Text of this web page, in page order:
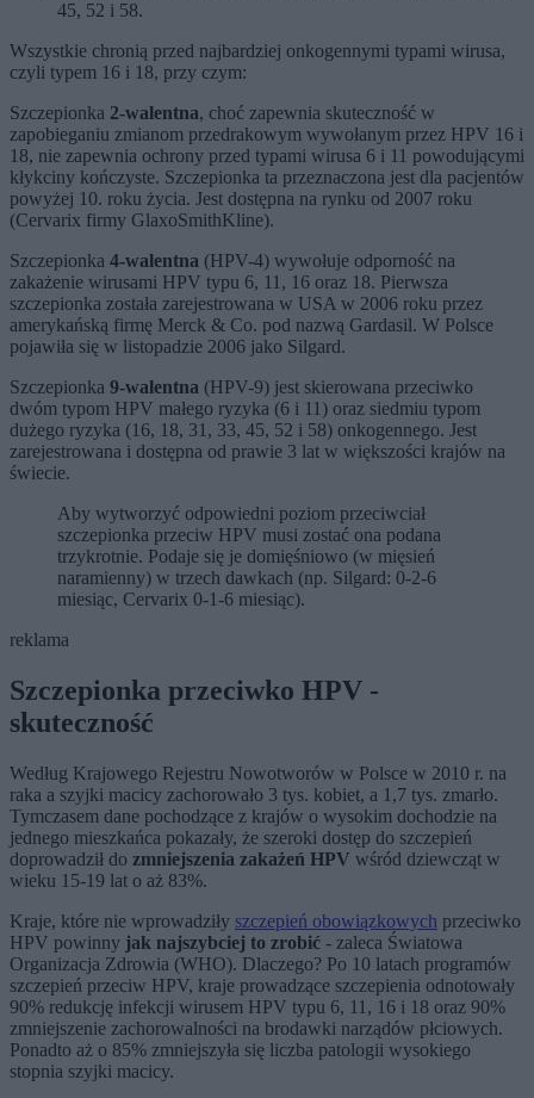
45, 52 i 58.
Wszystkie chronią przed najbardziej onkogennymi typami wirusa,
czyli typem 16 i 18, przy czym:
Szczepionka 2-walentna, choć zapewnia skuteczność w
zapobieganiu zmianom przedrakowym wywołanym przez HPV 16 i
18, nie zapewnia ochrony przed typami wirusa 6 i 11 powodującymi
kłykciny kończyste. Szczepionka ta przeznaczona jest dla pacjentów
powyżej 10. roku życia. Jest dostępna na rynku od 2007 roku
(Cervarix firmy GlaxoSmithKline).
Szczepionka 4-walentna (HPV-4) wywołuje odporność na
zakażenie wirusami HPV typu 6, 11, 16 oraz 18. Pierwsza
szczepionka została zarejestrowana w USA w 2006 roku przez
amerykańską firmę Merck & Co. pod nazwą Gardasil. W Polsce
pojawiła się w listopadzie 2006 jako Silgard.
Szczepionka 9-walentna (HPV-9) jest skierowana przeciwko
dwóm typom HPV małego ryzyka (6 i 11) oraz siedmiu typom
dużego ryzyka (16, 18, 31, 33, 45, 52 i 58) onkogennego. Jest
zarejestrowana i dostępna od prawie 3 lat w większości krajów na
świecie.
Aby wytworzyć odpowiedni poziom przeciwciał
szczepionka przeciw HPV musi zostać ona podana
trzykrotnie. Podaje się je domięśniowo (w mięsień
naramienny) w trzech dawkach (np. Silgard: 0-2-6
miesiąc, Cervarix 0-1-6 miesiąc).
reklama
Szczepionka przeciwko HPV -
skuteczność
Według Krajowego Rejestru Nowotworów w Polsce w 2010 r. na
raka a szyjki macicy zachorowało 3 tys. kobiet, a 1,7 tys. zmarło.
Tymczasem dane pochodzące z krajów o wysokim dochodzie na
jednego mieszkańca pokazały, że szeroki dostęp do szczepień
doprowadził do zmniejszenia zakażeń HPV wśród dziewcząt w
wieku 15-19 lat o aż 83%.
Kraje, które nie wprowadziły szczepień obowiązkowych przeciwko
HPV powinny jak najszybciej to zrobić - zaleca Światowa
Organizacja Zdrowia (WHO). Dlaczego? Po 10 latach programów
szczepień przeciw HPV, kraje prowadzące szczepienia odnotowały
90% redukcję infekcji wirusem HPV typu 6, 11, 16 i 18 oraz 90%
zmniejszenie zachorowalności na brodawki narządów płciowych.
Ponadto aż o 85% zmniejszyła się liczba patologii wysokiego
stopnia szyjki macicy.